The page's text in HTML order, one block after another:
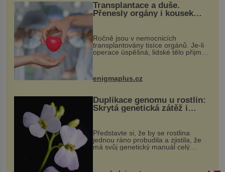
Transplantace a duše.
Přenesly orgány i kousek
Ročně jsou v nemocnicích
transplantovány tisíce orgánů. Je-li
operace úspěšná, lidské tělo přijme
enigmaplus.cz
Duplikace genomu u rostlin:
Skrytá genetická zátěž i
Představte si, že by se rostlina
jednou ráno probudila a zjistila, že
má svůj genetický manuál celý